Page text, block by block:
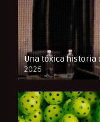
Una tóxica historia
2026
FULL HD